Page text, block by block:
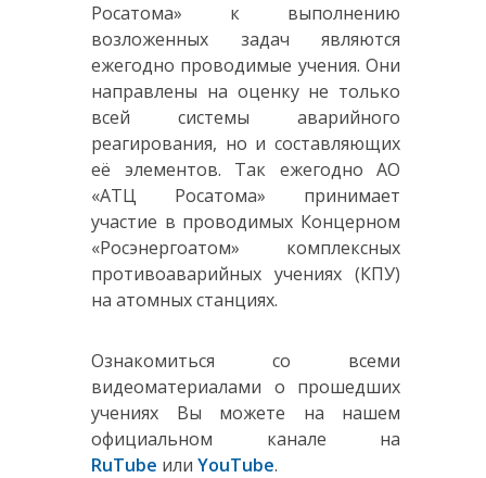
Росатома» к выполнению
возложенных задач являются
ежегодно проводимые учения. Они
направлены на оценку не только
всей системы аварийного
реагирования, но и составляющих
её элементов. Так ежегодно АО
«АТЦ Росатома» принимает
участие в проводимых Концерном
«Росэнергоатом» комплексных
противоаварийных учениях (КПУ)
на атомных станциях.
Ознакомиться со всеми
видеоматериалами о прошедших
учениях Вы можете на нашем
официальном канале на
RuTube или YouTube.